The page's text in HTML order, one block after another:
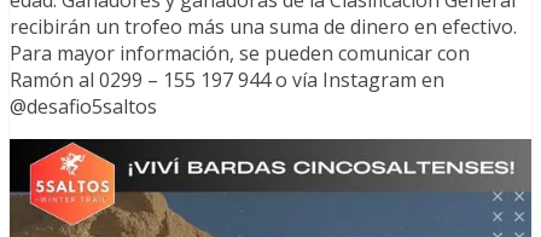
recibirán un trofeo más una suma de dinero en efectivo.
Para mayor información, se pueden comunicar con
Ramón al 0299 – 155 197 944 o vía Instagram en
@desafio5saltos